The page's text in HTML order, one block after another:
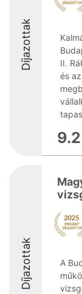
Díjazottak
II.
és
9.2
Díjazottak
A